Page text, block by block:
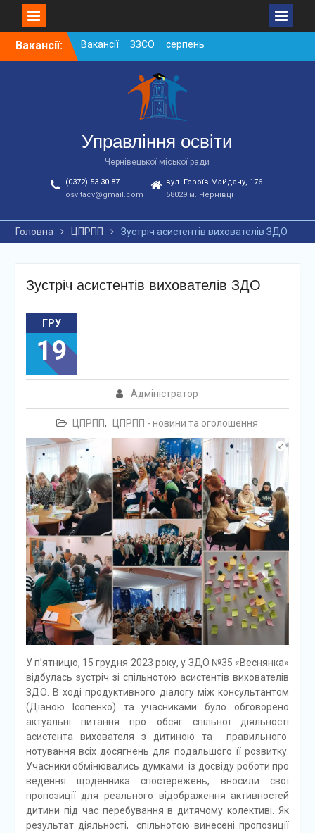
SkipВакансії:
2026
Вакансії у ЗДО та
дошкільних підрозділах
ЗЗСО станом на
Управління освіти
Чернівецької міської ради
(0372) 53-30-87
osvitacv@gmail.com
вул. Героїв Майдану, 176
58029 м. Чернівці
Головна ЦПРПП Зустріч асистентів вихователів ЗДО
Зустріч асистентів вихователів ЗДО
ГРУ
19
Адміністратор
ЦПРПП, ЦПРПП - новини та оголошення
У п’ятницю, 15 грудня 2023 року, у ЗДО №35 «Веснянка»
відбулась зустріч зі спільнотою асистентів вихователів
ЗДО. В ході продуктивного діалогу між консультантом
(Діаною Ісопенко) та учасниками було обговорено
актуальні питання про обсяг спільної діяльності
асистента вихователя з дитиною та правильного
нотування всіх досягнень для подальшого її розвитку.
Учасники обмінювались думками із досвіду роботи про
ведення щоденника спостережень, вносили свої
пропозиції для реального відображення активностей
дитини під час перебування в дитячому колективі. Як
результат діяльності, спільнотою винесені пропозиції